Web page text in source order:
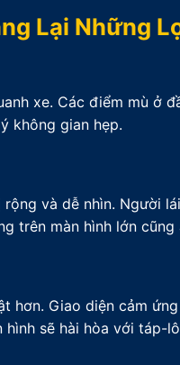
Lại Những
xe. Các điểm mù ở
không gian hẹp.
và dễ nhìn. Người
trên màn hình lớn
hơn. Giao diện cảm
sẽ hài hòa với táp-